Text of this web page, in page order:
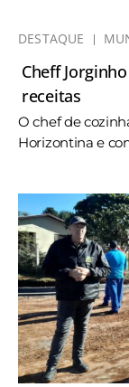
DESTAQUE
Cheff
receitas
O chef de
Horizontina e